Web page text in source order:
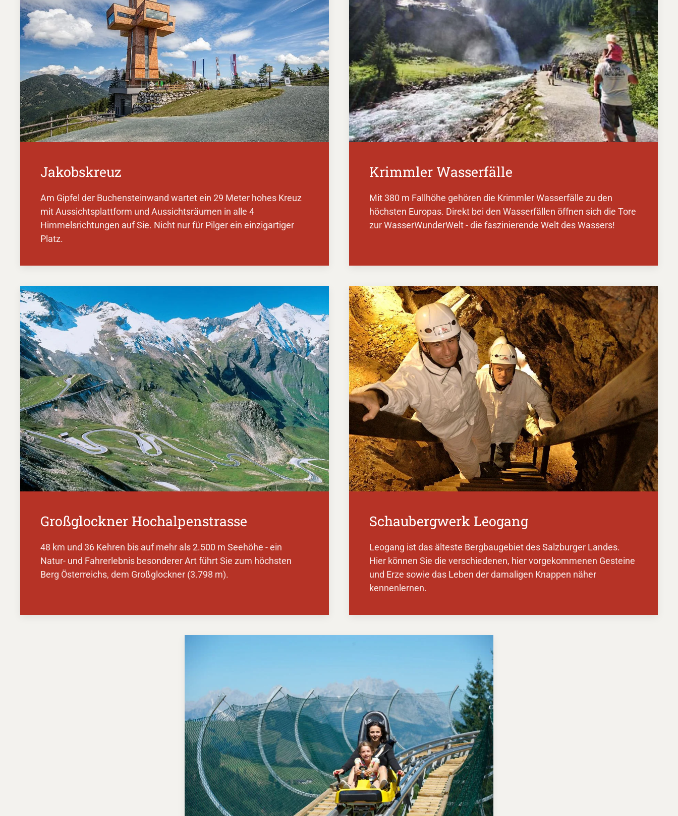
Jakobskreuz
Am Gipfel der Buchensteinwand wartet ein 29 Meter hohes Kreuz
mit Aussichtsplattform und Aussichtsräumen in alle 4
Himmelsrichtungen auf Sie. Nicht nur für Pilger ein einzigartiger
Platz.
Krimmler Wasserfälle
Mit 380 m Fallhöhe gehören die Krimmler Wasserfälle zu den
höchsten Europas. Direkt bei den Wasserfällen öffnen sich die Tore
zur WasserWunderWelt - die faszinierende Welt des Wassers!
Großglockner Hochalpenstrasse
48 km und 36 Kehren bis auf mehr als 2.500 m Seehöhe - ein
Natur- und Fahrerlebnis besonderer Art führt Sie zum höchsten
Berg Österreichs, dem Großglockner (3.798 m).
Schaubergwerk Leogang
Leogang ist das älteste Bergbaugebiet des Salzburger Landes.
Hier können Sie die verschiedenen, hier vorgekommenen Gesteine
und Erze sowie das Leben der damaligen Knappen näher
kennenlernen.